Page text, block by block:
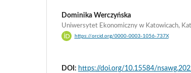
Dominika Werczyńska
Uniwersytet Ekonomiczny w Katowicach,
https://orcid.org/0000-0003-1056-737X
DOI: https://doi.org/10.15584/